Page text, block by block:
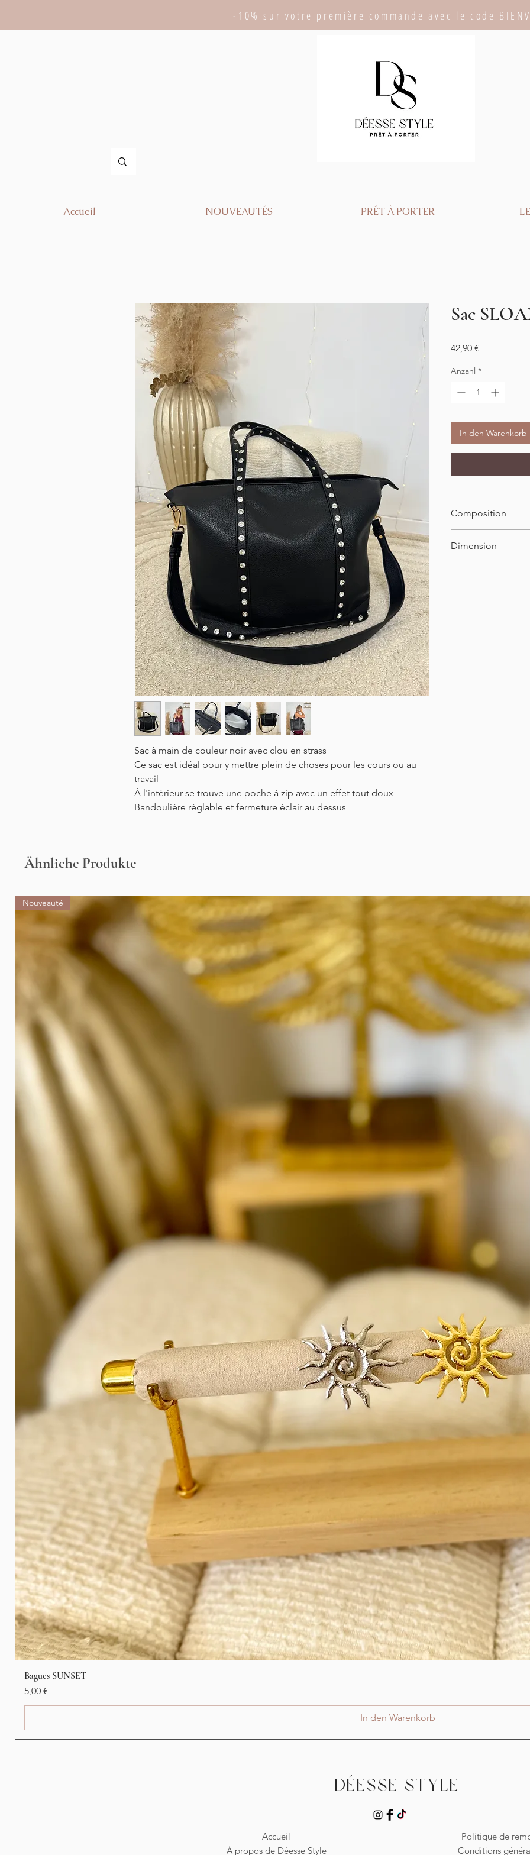
-10% sur votre première commande avec le code
Accueil NOUVEAUTÉS PRÊT À PORTER
Sac à main de couleur noir avec clou en strass
Ce sac est idéal pour y mettre plein de choses pour les cours ou au
travail
À l'intérieur se trouve une poche à zip avec un effet tout doux
Bandoulière réglable et fermeture éclair au dessus
Sac
42,90 €
Anzahl *
In den Warenkorb
Composition
Dimension
Ähnliche Produkte
Nouveauté
Bagues SUNSET
Preis
5,00 €
In den Warenkorb
Déesse Style
Accueil
À propos de Déesse Style
Politique de
Conditions